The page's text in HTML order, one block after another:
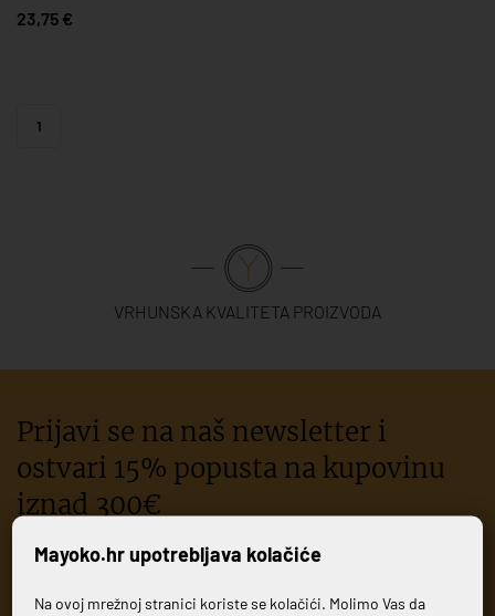
23,75 €
1
VRHUNSKA KVALITETA PROIZVODA
Prijavi se na naš newsletter i
ostvari 15% popusta na kupovinu
iznad 300€
PRIJAVI SE
Mayoko.hr upotrebljava kolačiće
Na ovoj mrežnoj stranici koriste se kolačići. Molimo Vas da